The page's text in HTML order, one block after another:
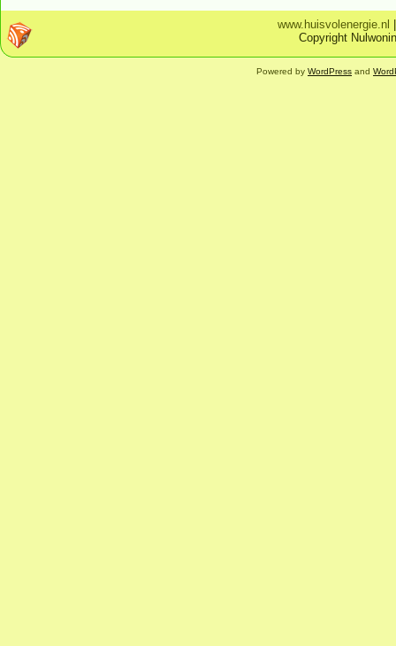
www.huisvolenergie.nl
Copyright
Powered by WordPress and